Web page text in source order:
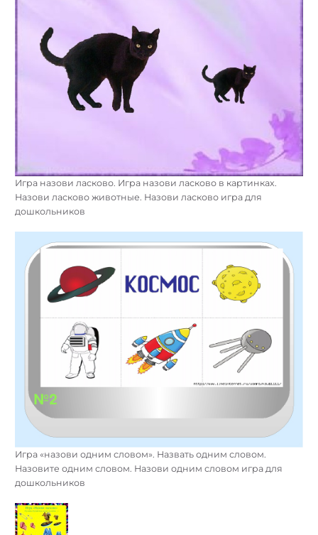
Игра назови ласково. Игра назови ласково в картинках.
Назови ласково животные. Назови ласково игра для
дошкольников
Игра «назови одним словом». Назвать одним словом.
Назовите одним словом. Назови одним словом игра для
дошкольников